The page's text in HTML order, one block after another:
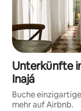
Unterkünfte
Inajá
Buche
mehr auf Airbnb.